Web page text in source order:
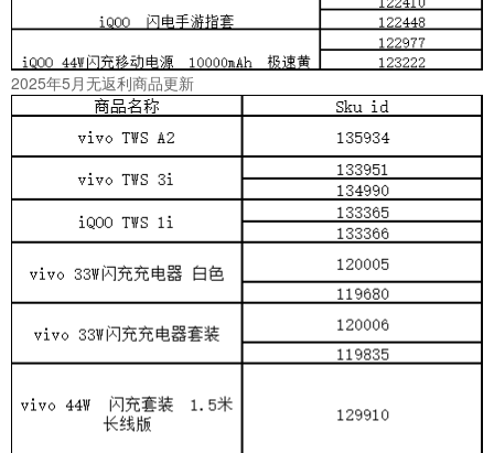
2025年5月无返利商品更新